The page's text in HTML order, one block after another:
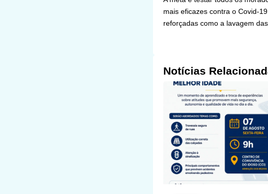
mais eficazes contra o Covid-
reforçadas como a lavagem
Notícias